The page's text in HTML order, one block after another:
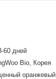
60 дней
Bio, Корея
оранжевый